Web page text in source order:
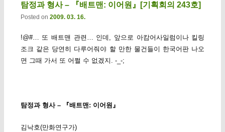
탐정과 형사 – 『배트맨: 이어원』[기획회의 243호]
Posted on 2009. 03. 16.
!@#… 또 배트맨 관련… 인데, 앞으로 아캄어사일럼이나 킬링
조크 같은 당연히 다루어줘야 할 만한 물건들이 한국어판 나오
면 그때 가서 또 어쩔 수 없겠지. -_-;
탐정과 형사 – 『배트맨: 이어원』
김낙호(만화연구가)